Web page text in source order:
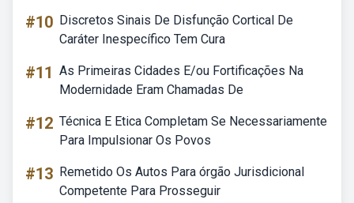
#10 Discretos Sinais De Disfunção Cortical De
Caráter Inespecífico Tem Cura
#11 As Primeiras Cidades E/ou Fortificações Na
Modernidade Eram Chamadas De
#12 Técnica E Etica Completam Se Necessariamente
Para Impulsionar Os Povos
#13 Remetido Os Autos Para órgão Jurisdicional
Competente Para Prosseguir